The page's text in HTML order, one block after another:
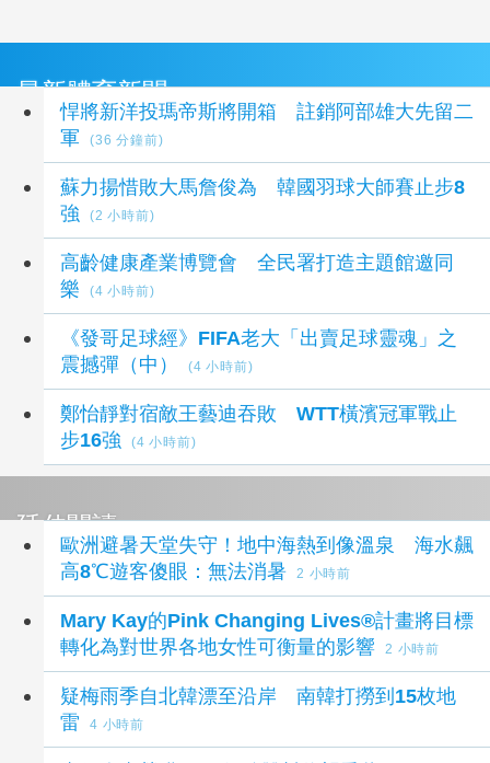
最新體育新聞
悍將新洋投瑪帝斯將開箱 註銷阿部雄大先留二
軍
(36 分鐘前)
蘇力揚惜敗大馬詹俊為 韓國羽球大師賽止步8
強
(2 小時前)
高齡健康產業博覽會 全民署打造主題館邀同
樂
(4 小時前)
《發哥足球經》FIFA老大「出賣足球靈魂」之
震撼彈（中）
(4 小時前)
鄭怡靜對宿敵王藝迪吞敗 WTT橫濱冠軍戰止
步16強
(4 小時前)
延伸閱讀
歐洲避暑天堂失守！地中海熱到像溫泉 海水飆
高8℃遊客傻眼：無法消暑
2 小時前
Mary Kay的Pink Changing Lives®計畫將目標
轉化為對世界各地女性可衡量的影響
2 小時前
疑梅雨季自北韓漂至沿岸 南韓打撈到15枚地
雷
4 小時前